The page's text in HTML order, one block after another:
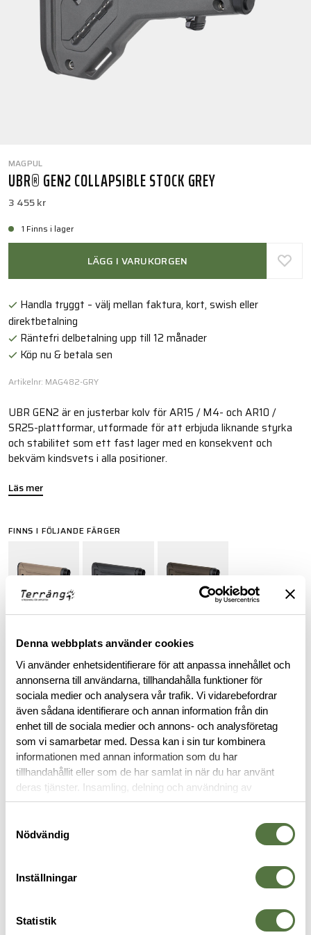
Denna webbplats använder cookies
Vi använder enhetsidentifierare för att anpassa innehållet och
annonserna till användarna, tillhandahålla funktioner för
sociala medier och analysera vår trafik. Vi vidarebefordrar
även sådana identifierare och annan information från din
enhet till de sociala medier och annons- och analysföretag
som vi samarbetar med. Dessa kan i sin tur kombinera
informationen med annan information som du har
tillhandahållit eller som de har samlat in när du har använt
deras tjänster. Insamling, delning och användning av
personuppgifter kan användas för personalisering av
Nödvändig
Inställningar
Statistik
MAGPUL
UBR® GEN2 COLLAPSIBLE STOCK GREY
3 455 kr
1 Finns i lager
LÄGG I VARUKORGEN
Handla tryggt – välj mellan faktura, kort, swish eller
direktbetalning
Räntefri delbetalning upp till 12 månader
Köp nu & betala sen
Artikelnr: MAG482-GRY
UBR GEN2 är en justerbar kolv för AR15 / M4- och AR10 /
SR25-plattformar, utformade för att erbjuda liknande styrka
och stabilitet som ett fast lager med en konsekvent och
bekväm kindsvets i alla positioner.
Läs mer
FINNS I FÖLJANDE FÄRGER
RECENSIONER
OM VARUMÄRKET
VAPENTILLBEHÖR